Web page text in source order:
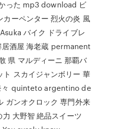
った mp3 download ビ
カーペンター 烈火の炎 風
バイク ドライブレ
酒屋 海老蔵 permanent
県 マルディーニ 那覇バ
ト スカイジャンボリー 華
々 quinteto argentino de
ガンオクロック 専門外来
大野智 絶品スイーツ